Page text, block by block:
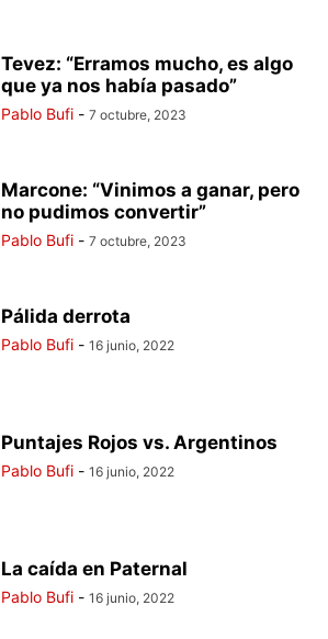
Tevez: “Erramos mucho, es algo
que ya nos había pasado”
Pablo Bufi - 7 octubre, 2023
Marcone: “Vinimos a ganar, pero
no pudimos convertir”
Pablo Bufi - 7 octubre, 2023
Pálida derrota
Pablo Bufi - 16 junio, 2022
Puntajes Rojos vs. Argentinos
Pablo Bufi - 16 junio, 2022
La caída en Paternal
Pablo Bufi - 16 junio, 2022